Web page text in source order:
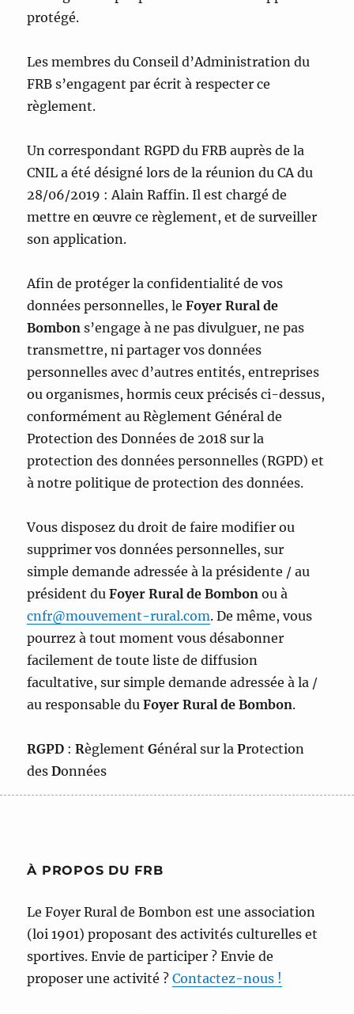
protégé.
Les membres du Conseil d’Administration du
FRB s’engagent par écrit à respecter ce
règlement.
Un correspondant RGPD du FRB auprès de la
CNIL a été désigné lors de la réunion du CA du
28/06/2019 : Alain Raffin. Il est chargé de
mettre en œuvre ce règlement, et de surveiller
son application.
Afin de protéger la confidentialité de vos
données personnelles, leFoyer Rural de
Bombon s’engage à ne pas divulguer, ne pas
transmettre, ni partager vos données
personnelles avec d’autres entités, entreprises
ou organismes, hormis ceux précisés ci-dessus,
conformément au Règlement Général de
Protection des Données de 2018 sur la
protection des données personnelles (RGPD) et
à notre politique de protection des données.
Vous disposez du droit de faire modifier ou
supprimer vos données personnelles, sur
simple demande adressée à la présidente / au
président duFoyer Rural de Bombon ou à
cnfr@mouvement-rural.com. De même, vous
pourrez à tout moment vous désabonner
facilement de toute liste de diffusion
facultative, sur simple demande adressée à la /
au responsable duFoyer Rural de Bombon.
RGPD :RèglementGénéral sur laProtection
desDonnées
À PROPOS DU FRB
Le Foyer Rural de Bombon est une association
(loi 1901) proposant des activités culturelles et
sportives. Envie de participer ? Envie de
proposer une activité ?Contactez-nous !